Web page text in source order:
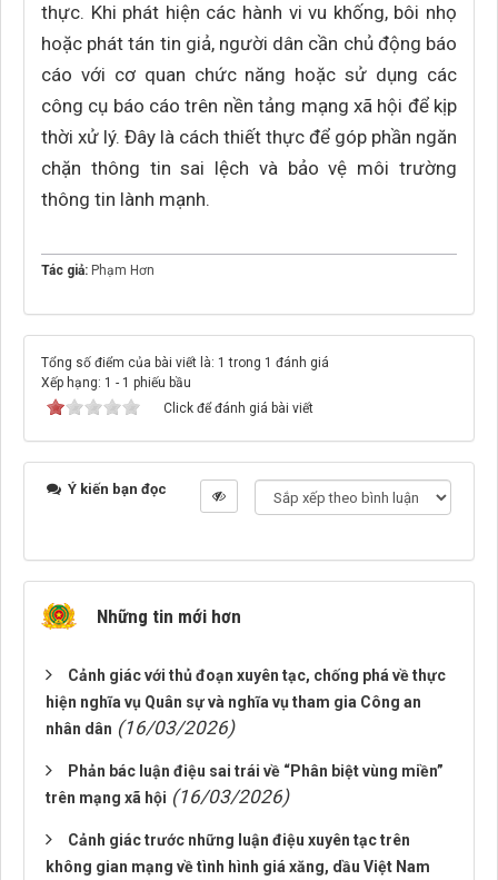
thực. Khi phát hiện các hành vi vu khống, bôi nhọ
hoặc phát tán tin giả, người dân cần chủ động báo
cáo với cơ quan chức năng hoặc sử dụng các
công cụ báo cáo trên nền tảng mạng xã hội để kịp
thời xử lý. Đây là cách thiết thực để góp phần ngăn
chặn thông tin sai lệch và bảo vệ môi trường
thông tin lành mạnh.
Tác giả: Phạm Hơn
Tổng số điểm của bài viết là: 1 trong 1 đánh giá
Xếp hạng: 1 - 1 phiếu bầu
Click để đánh giá bài viết
Ý kiến bạn đọc
Những tin mới hơn
Cảnh giác với thủ đoạn xuyên tạc, chống phá về thực
hiện nghĩa vụ Quân sự và nghĩa vụ tham gia Công an
nhân dân (16/03/2026)
Phản bác luận điệu sai trái về “Phân biệt vùng miền”
trên mạng xã hội (16/03/2026)
Cảnh giác trước những luận điệu xuyên tạc trên
không gian mạng về tình hình giá xăng, dầu Việt Nam